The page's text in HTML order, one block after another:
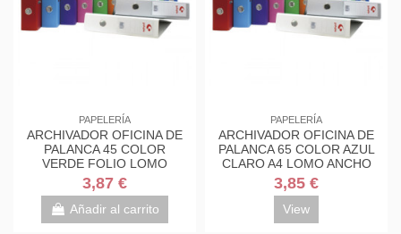
PAPELERÍA
ARCHIVADOR OFICINA DE
PALANCA 45 COLOR
VERDE FOLIO LOMO
ESTRECHO 290X350X55
GRAFOPLAS...
3,87 €
Añadir al carrito
PAPELERÍA
ARCHIVADOR OFICINA DE
PALANCA 65 COLOR AZUL
CLARO A4 LOMO ANCHO
290X320X75 GRAFOPLAS...
3,85 €
View